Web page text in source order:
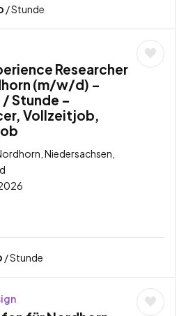
/ Stunde
Researcher
(m/w/d) –
Stunde –
Vollzeitjob,
Niedersachsen,
/ Stunde